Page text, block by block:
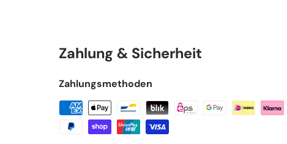
Zahlung & Sicherheit
Zahlungsmethoden